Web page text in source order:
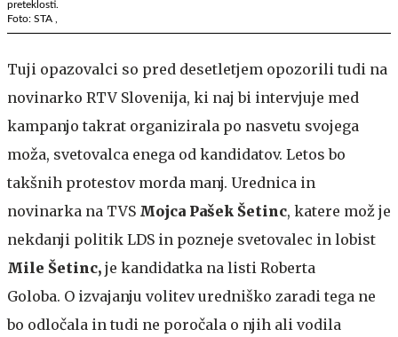
preteklosti.
Foto: STA ,
Tuji opazovalci so pred desetletjem opozorili tudi na
novinarko RTV Slovenija, ki naj bi intervjuje med
kampanjo takrat organizirala po nasvetu svojega
moža, svetovalca enega od kandidatov. Letos bo
takšnih protestov morda manj. Urednica in
novinarka na TVS Mojca Pašek Šetinc, katere mož je
nekdanji politik LDS in pozneje svetovalec in lobist
Mile Šetinc, je kandidatka na listi Roberta
Goloba. O izvajanju volitev uredniško zaradi tega ne
bo odločala in tudi ne poročala o njih ali vodila